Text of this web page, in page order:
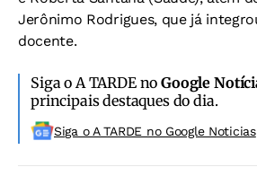
Jerônimo Rodrigues, que já
docente.
Siga o A TARDE noGoogle
principais destaques do dia.
Siga o A TARDE no Google Noticias